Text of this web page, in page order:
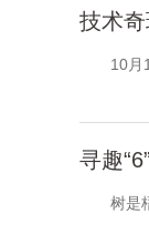
技术
10月18
寻趣
树是梧